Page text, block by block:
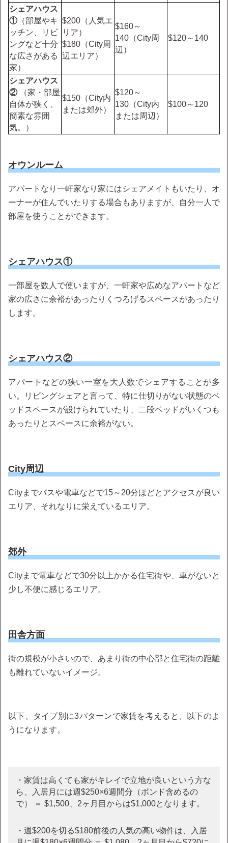
シェアハウス
①（部屋やキ
ッチン、リビ
ングなど十分
な広さがある
家）
$200（人気エ
リア）
$180（City周
辺エリア）
$160～
140（City周
辺）
$120～140
シェアハウス
②（家・部屋
自体が狭く、
簡素な雰囲
気。）
$150（City内
または郊外）
$120～
130（City内
または周辺）
$100～120
オウンルーム
アパートなり一軒家なり家にはシェアメイトもいたり、オ
ーナーが住んでいたりする場合もありますが、自分一人で
部屋を使うことができます。
シェアハウス①
一部屋を数人で使いますが、一軒家や広めなアパートなど
家の広さに余裕があったりくつろげるスペースがあったり
します。
シェアハウス②
アパートなどの狭い一室を大人数でシェアすることが多
い。リビングシェアと言って、特に仕切りがない状態のベ
ッドスペースが設けられていたり、二段ベッドがいくつも
あったりとスペースに余裕がない。
City周辺
Cityまでバスや電車などで15～20分ほどとアクセスが良い
エリア、それなりに栄えているエリア。
郊外
Cityまで電車などで30分以上かかる住宅街や、車がないと
少し不便に感じるエリア。
田舎方面
街の規模が小さいので、あまり街の中心部と住宅街の距離
も離れていないイメージ。
以下、タイプ別に3パターンで家賃を考えると、以下のよ
うになります。
・家賃は高くても家がキレイで立地が良いという方な
ら、入居月には週$250×6週間分（ボンド含めるの
で） ＝ $1,500、2ヶ月目からは$1,000となります。
・週$200を切る$180前後の人気の高い物件は、入居